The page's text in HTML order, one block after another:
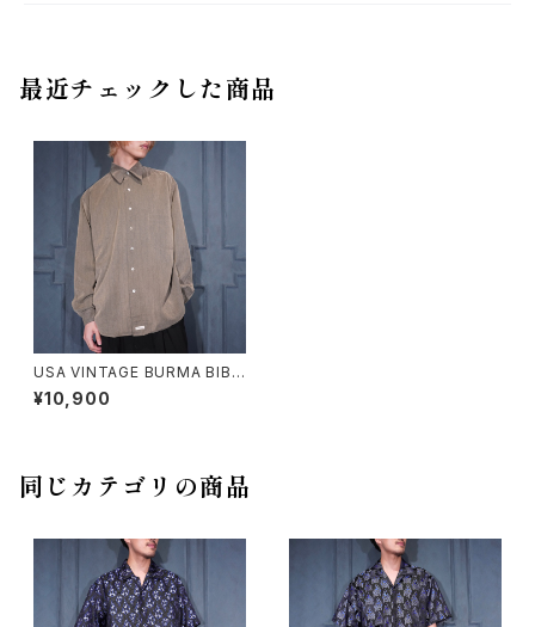
最近チェックした商品
USA VINTAGE BURMA BIBA
S Classics STRIPE PATTER
NED WOVEN DESIGN SHIR
¥10,900
同じカテゴリの商品